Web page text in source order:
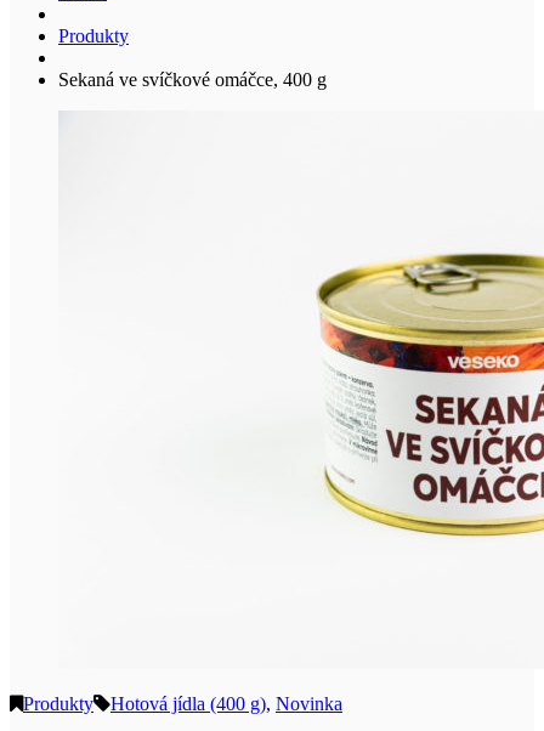
Produkty
Sekaná ve svíčkové omáčce, 400 g
Produkty Hotová jídla (400 g), Novinka